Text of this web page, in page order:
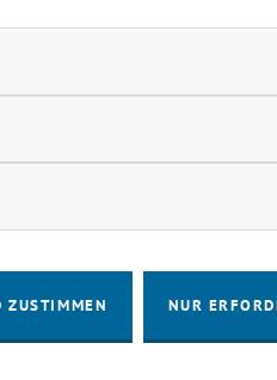
Angehörigen haben
vom Institut für
aber genauso
in Kontakt zu bringen
kämpfen haben. Genau
soll aufgebaut werden,
nicht besonders
sich in online-
und Dienstleistungen
zulassen
ZUSTIMMEN NUR